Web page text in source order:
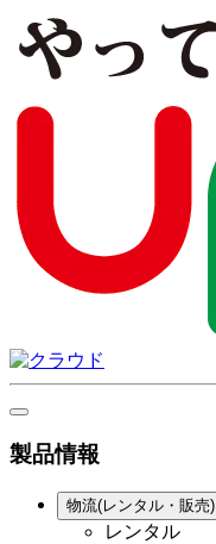
製品情報
物流(レンタル・販売)
レンタル